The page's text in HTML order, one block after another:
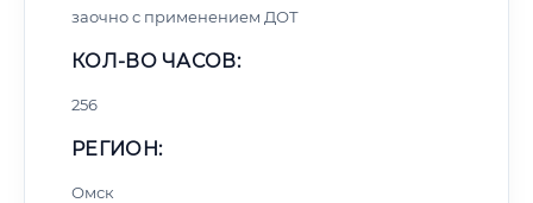
заочно с применением ДОТ
КОЛ-ВО ЧАСОВ:
256
РЕГИОН:
Омск